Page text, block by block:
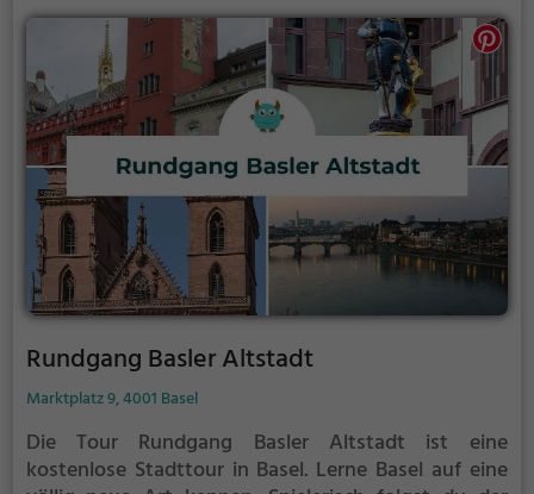
Rundgang Basler Altstadt
Marktplatz 9, 4001 Basel
Die Tour Rundgang Basler Altstadt ist eine
kostenlose Stadttour in Basel. Lerne Basel auf eine